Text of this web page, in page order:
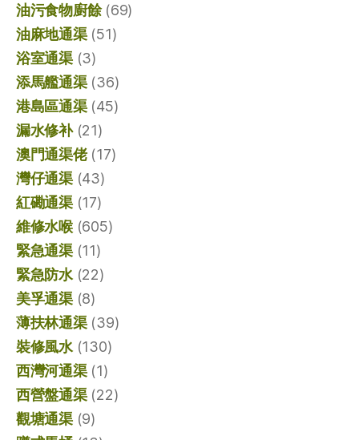
油污食物廚餘(69)
油麻地通渠(51)
浴室通渠(3)
添馬艦通渠(36)
港島區通渠(45)
漏水修补(21)
澳門通渠佬(17)
灣仔通渠(43)
紅磡通渠(17)
維修水喉(605)
緊急通渠(11)
緊急防水(22)
美孚通渠(8)
薄扶林通渠(39)
裝修風水(130)
西灣河通渠(1)
西營盤通渠(22)
觀塘通渠(9)